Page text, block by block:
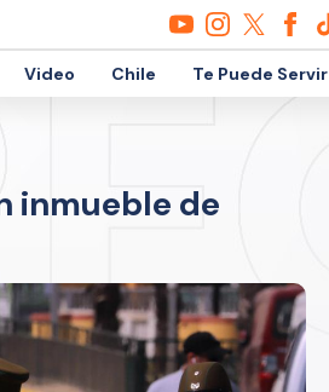
Video Chile Te Puede Servir
inmueble de